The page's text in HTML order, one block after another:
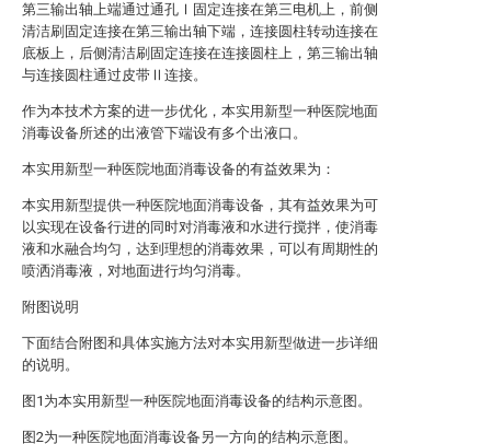
第三输出轴上端通过通孔Ⅰ固定连接在第三电机上，前侧
清洁刷固定连接在第三输出轴下端，连接圆柱转动连接在
底板上，后侧清洁刷固定连接在连接圆柱上，第三输出轴
与连接圆柱通过皮带Ⅱ连接。
作为本技术方案的进一步优化，本实用新型一种医院地面
消毒设备所述的出液管下端设有多个出液口。
本实用新型一种医院地面消毒设备的有益效果为：
本实用新型提供一种医院地面消毒设备，其有益效果为可
以实现在设备行进的同时对消毒液和水进行搅拌，使消毒
液和水融合均匀，达到理想的消毒效果，可以有周期性的
喷洒消毒液，对地面进行均匀消毒。
附图说明
下面结合附图和具体实施方法对本实用新型做进一步详细
的说明。
图1为本实用新型一种医院地面消毒设备的结构示意图。
图2为一种医院地面消毒设备另一方向的结构示意图。